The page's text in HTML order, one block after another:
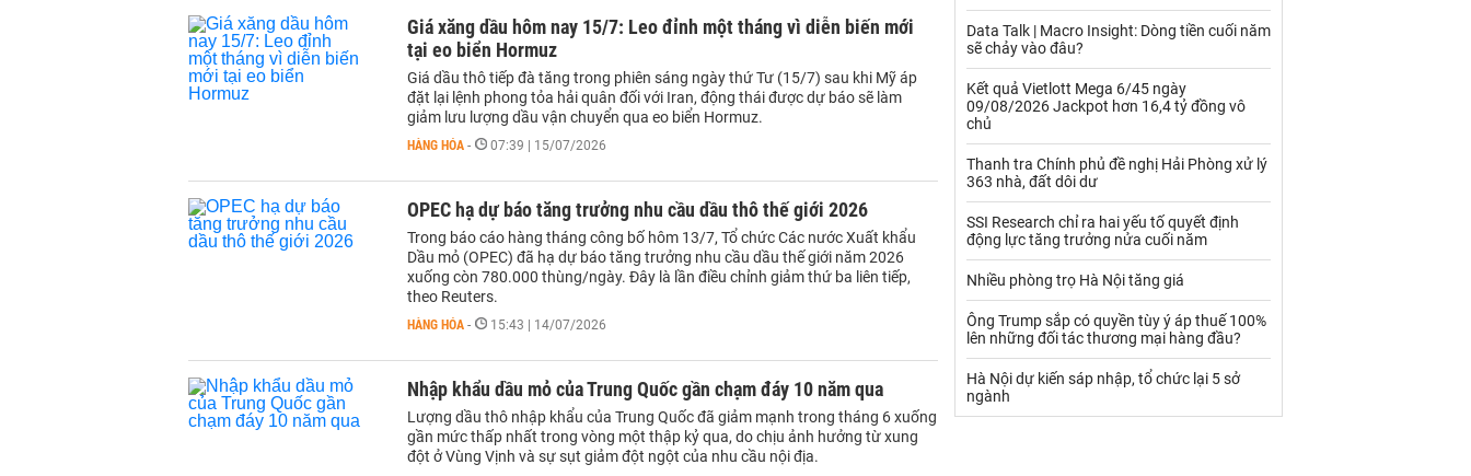
Giá xăng dầu hôm nay 15/7: Leo đỉnh một tháng vì diễn biến mới
tại eo biển Hormuz
Giá dầu thô tiếp đà tăng trong phiên sáng ngày thứ Tư (15/7) sau khi Mỹ áp
đặt lại lệnh phong tỏa hải quân đối với Iran, động thái được dự báo sẽ làm
giảm lưu lượng dầu vận chuyển qua eo biển Hormuz.
HÀNG HÓA - 07:39 | 15/07/2026
OPEC hạ dự báo tăng trưởng nhu cầu dầu thô thế giới 2026
Trong báo cáo hàng tháng công bố hôm 13/7, Tổ chức Các nước Xuất khẩu
Dầu mỏ (OPEC) đã hạ dự báo tăng trưởng nhu cầu dầu thế giới năm 2026
xuống còn 780.000 thùng/ngày. Đây là lần điều chỉnh giảm thứ ba liên tiếp,
theo Reuters.
HÀNG HÓA - 15:43 | 14/07/2026
Nhập khẩu dầu mỏ của Trung Quốc gần chạm đáy 10 năm qua
Lượng dầu thô nhập khẩu của Trung Quốc đã giảm mạnh trong tháng 6 xuống
gần mức thấp nhất trong vòng một thập kỷ qua, do chịu ảnh hưởng từ xung
đột ở Vùng Vịnh và sự sụt giảm đột ngột của nhu cầu nội địa.
Palladium Phân bón
Sữa
Than Thức ăn chăn nuôi
Thủy hải sản khác Tôm
Vàng
VLXD khác Xăng dầu
Xi măng - Clynker
Data Talk | Macro Insight: Dòng tiền cuối năm
sẽ chảy vào đâu?
Kết quả Vietlott Mega 6/45 ngày
09/08/2026 Jackpot hơn 16,4 tỷ đồng vô
chủ
Thanh tra Chính phủ đề nghị Hải Phòng xử lý
363 nhà, đất dôi dư
SSI Research chỉ ra hai yếu tố quyết định
động lực tăng trưởng nửa cuối năm
Nhiều phòng trọ Hà Nội tăng giá
Ông Trump sắp có quyền tùy ý áp thuế 100%
lên những đối tác thương mại hàng đầu?
Hà Nội dự kiến sáp nhập, tổ chức lại 5 sở
ngành